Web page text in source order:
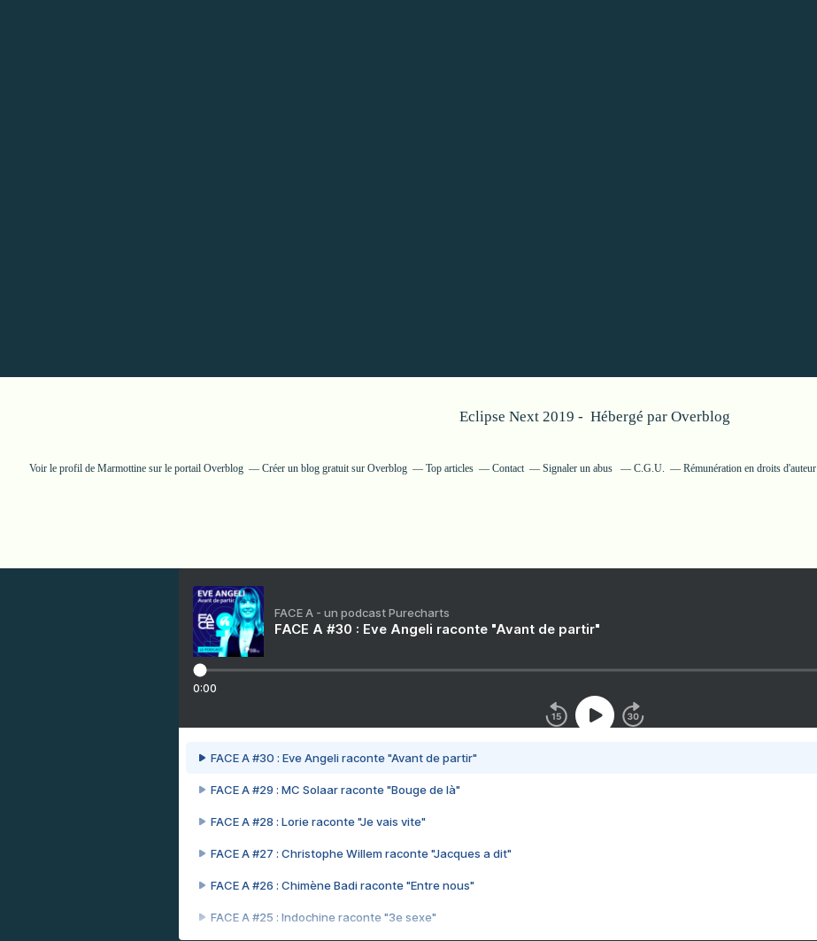
Eclipse Next 2019 - Hébergé par Overblog
Voir le profil de Marmottine sur le portail Overblog Créer un blog gratuit sur Overblog Top articles Contact Signaler un abus C.G.U. Rémunération en droits d'auteur
FACE A - un podcast Purecharts
FACE A #30 : Eve Angeli raconte "Avant de partir"
0:00
FACE A #30 : Eve Angeli raconte "Avant de partir"
FACE A #29 : MC Solaar raconte "Bouge de là"
FACE A #28 : Lorie raconte "Je vais vite"
FACE A #27 : Christophe Willem raconte "Jacques a dit"
FACE A #26 : Chimène Badi raconte "Entre nous"
FACE A #25 : Indochine raconte "3e sexe"